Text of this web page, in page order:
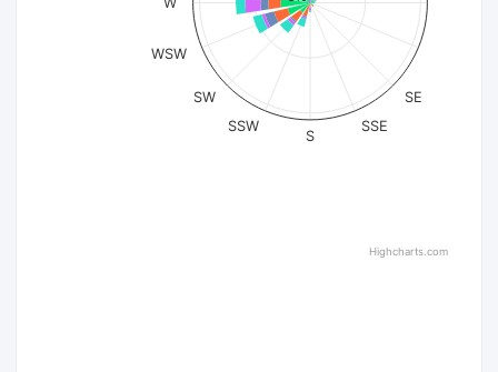
SE
SSE
S
SSW
SW
WSW
Highcharts.com